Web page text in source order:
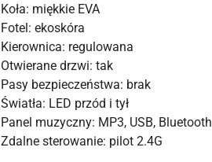
Koła: miękkie EVA
Fotel: ekoskóra
Kierownica: regulowana
Otwierane drzwi: tak
Pasy bezpieczeństwa: brak
Światła: LED przód i tył
Panel muzyczny: MP3, USB, Bluetooth
Zdalne sterowanie: pilot 2.4G